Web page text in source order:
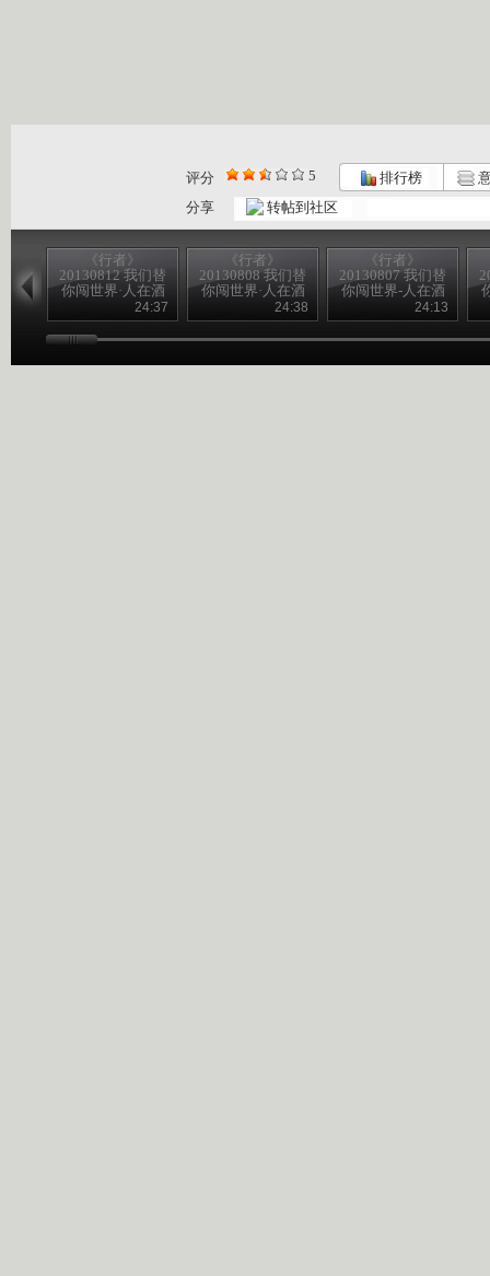
评分 5 排行榜
分享
转帖到社区
《行者》
20130812 我们替
你闯世界·人在酒
途（下）24:37
《行者》
20130808 我们替
你闯世界·人在酒
途（中）24:38
《行者》
20130807 我们替
你闯世界-人在酒
途（上）24:13